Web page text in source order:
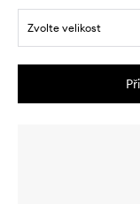
Zvolte velikost